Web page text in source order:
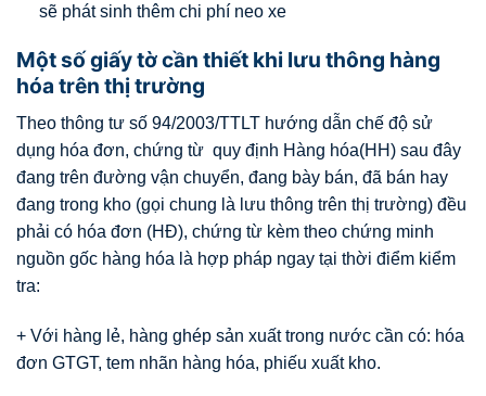
sẽ phát sinh thêm chi phí neo xe
Một số giấy tờ cần thiết khi lưu thông hàng
hóa trên thị trường
Theo thông tư số 94/2003/TTLT hướng dẫn chế độ sử
dụng hóa đơn, chứng từ quy định Hàng hóa(HH) sau đây
đang trên đường vận chuyển, đang bày bán, đã bán hay
đang trong kho (gọi chung là lưu thông trên thị trường) đều
phải có hóa đơn (HĐ), chứng từ kèm theo chứng minh
nguồn gốc hàng hóa là hợp pháp ngay tại thời điểm kiểm
tra:
+ Với hàng lẻ, hàng ghép sản xuất trong nước cần có: hóa
đơn GTGT, tem nhãn hàng hóa, phiếu xuất kho.